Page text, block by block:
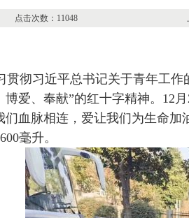
点击次数：11048 上传
贯彻习近平总书记关于青年工
博爱、奉献”的红十字精神。12
们血脉相连，爱让我们为生命
毫升。